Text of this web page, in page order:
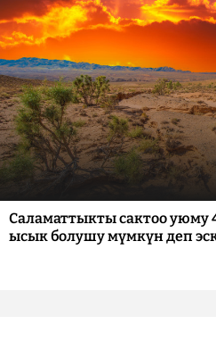
Саламаттыкты сактоо уюму
ысык болушу мүмкүн деп